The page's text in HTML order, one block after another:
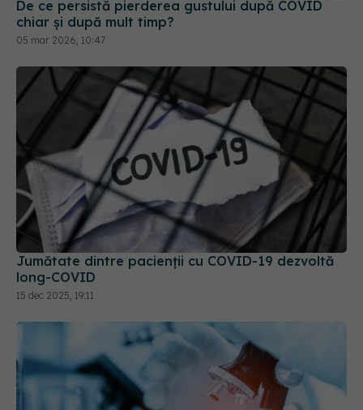
De ce persistă pierderea gustului după COVID
chiar și după mult timp?
05 mar 2026, 10:47
Jumătate dintre pacienții cu COVID-19 dezvoltă
long-COVID
15 dec 2025, 19:11